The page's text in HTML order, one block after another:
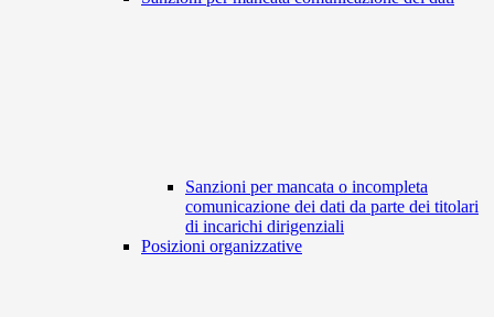
Sanzioni per mancata o incompleta
comunicazione dei dati da parte dei titolari
di incarichi dirigenziali
Posizioni organizzative